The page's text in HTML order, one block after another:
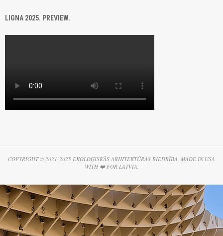
LIGNA 2025. PREVIEW.
COPYRIGHT © 2021-2025 EKOLOĢISKĀS ARHITEKTŪRAS BIEDRĪBA. MADE IN USA
WITH ❤️ FOR LATVIA.